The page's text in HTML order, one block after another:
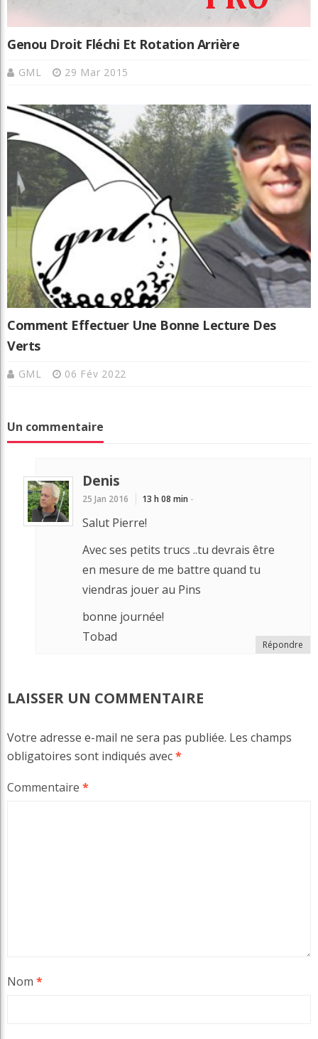
Genou Droit Fléchi Et Rotation Arrière
GML 29 Mar 2015
Comment Effectuer Une Bonne Lecture Des
Verts
GML 06 Fév 2022
Un commentaire
Denis
25 Jan 2016 13 h 08 min -
Salut Pierre!
Avec ses petits trucs ..tu devrais être
en mesure de me battre quand tu
viendras jouer au Pins
bonne journée!
Tobad
Répondre
LAISSER UN COMMENTAIRE
Votre adresse e-mail ne sera pas publiée. Les champs
obligatoires sont indiqués avec*
Commentaire *
Nom *